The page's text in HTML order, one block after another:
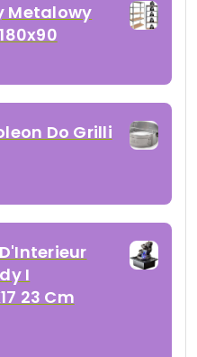
Metalowy
Do Grilli
I
23 Cm